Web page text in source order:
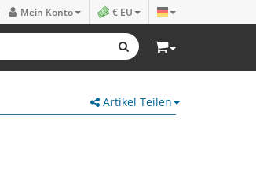
Mein Konto € EU
Artikel Teilen